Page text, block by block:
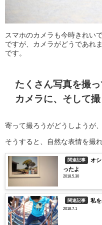
スマホのカメラも今時きれい
ですが、カメラがどうであれ
です。
たくさん写真を撮
カメラに、そして
寄って撮ろうがどうしようが
そうすると、自然な表情を撮
関連記事
オ
ったよ
2018.5.30
関連記事 私
2018.7.1